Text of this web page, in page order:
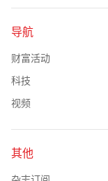
导航
财富活动
科技
视频
其他